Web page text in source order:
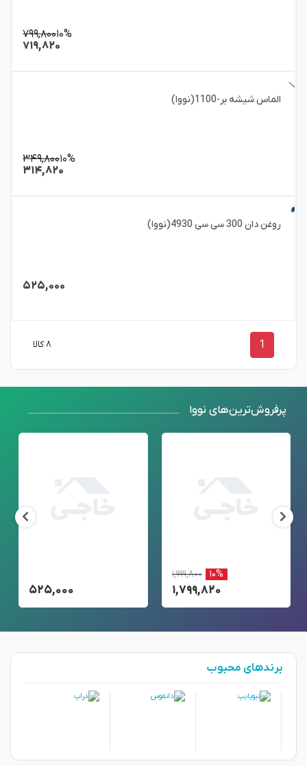
۷۹۹,۸۰۰۱۰%
۷۱۹,۸۲۰
الماس شیشه بر-1100(نووا)
۳۴۹,۸۰۰۱۰%
۳۱۴,۸۲۰
روغن دان 300 سی سی 4930(نووا)
۵۲۵,۰۰۰
1 ۸ کالا
پرفروش‌ترین‌های نووا
۱,۹۹۹,۸۰۰ ۱۰%
۱,۷۹۹,۸۲۰ ۵۲۵,۰۰۰
برندهای محبوب